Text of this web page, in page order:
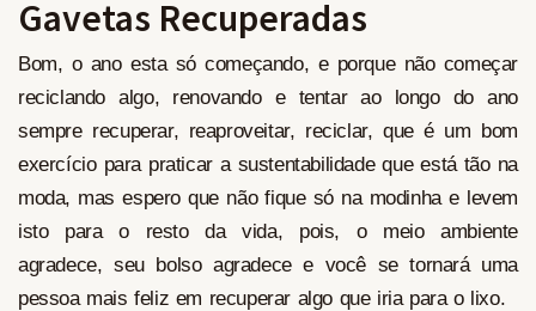
Gavetas Recuperadas
Bom, o ano esta só começando, e porque não começar
reciclando algo, renovando e tentar ao longo do ano
sempre recuperar, reaproveitar, reciclar, que é um bom
exercício para praticar a sustentabilidade que está tão na
moda, mas espero que não fique só na modinha e levem
isto para o resto da vida, pois, o meio ambiente
agradece, seu bolso agradece e você se tornará uma
pessoa mais feliz em recuperar algo que iria para o lixo.